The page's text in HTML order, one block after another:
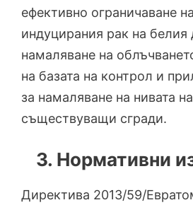
ефективно ограничаване
индуцирания рак на белия
намаляване на
на базата на контрол и
за намаляване на нивата
съществуващи сгради.
3. Нормативни
Директива 2013/59/